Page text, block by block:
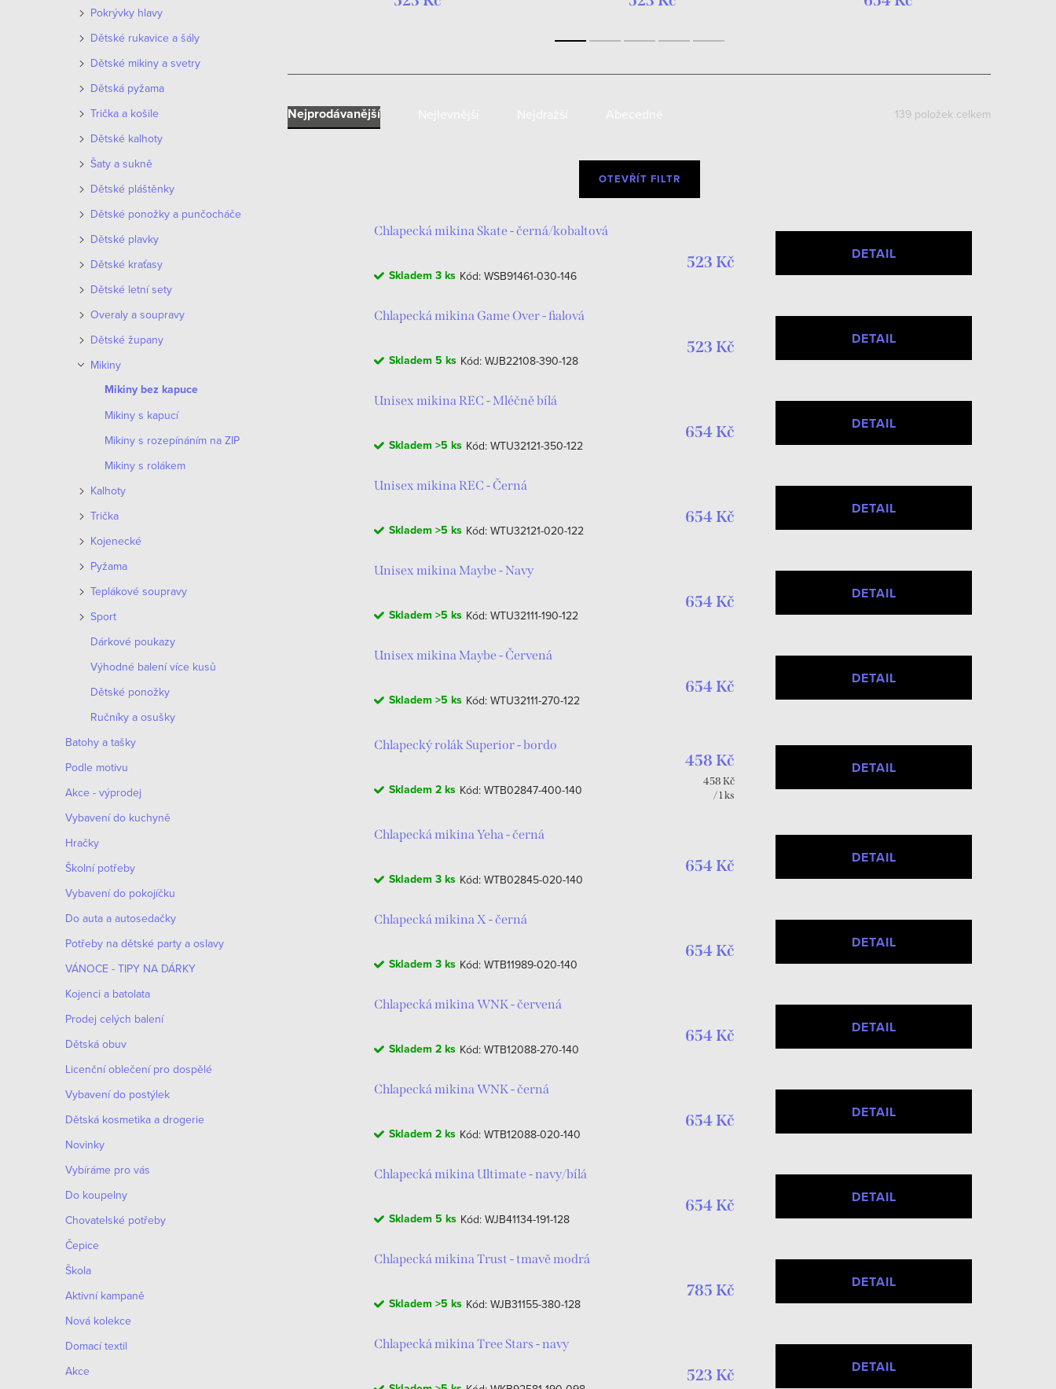
n
n
n
Pokrývky hlavy
Dětské rukavice a šály
Dětské mikiny a svetry
Dětská pyžama
Trička a košile
Dětské kalhoty
Šaty a sukně
Dětské pláštěnky
Dětské ponožky a punčocháče
Dětské plavky
Dětské kraťasy
Dětské letní sety
Overaly a soupravy
Dětské župany
Mikiny
Mikiny bez kapuce
Mikiny s kapucí
Mikiny s rozepínáním na ZIP
Mikiny s rolákem
Kalhoty
Trička
Kojenecké
Pyžama
Teplákové soupravy
Sport
Dárkové poukazy
Výhodné balení více kusů
Dětské ponožky
Ručníky a osušky
Batohy a tašky
Podle motivu
Akce - výprodej
Vybavení do kuchyně
Hračky
Školní potřeby
Vybavení do pokojíčku
Do auta a autosedačky
Potřeby na dětské party a oslavy
VÁNOCE - TIPY NA DÁRKY
Kojenci a batolata
Prodej celých balení
Dětská obuv
Licenční oblečení pro dospělé
Vybavení do postýlek
Dětská kosmetika a drogerie
Novinky
Vybíráme pro vás
Do koupelny
Chovatelské potřeby
Čepice
Škola
Aktivní kampaně
Nová kolekce
Domací textil
Akce
Ř
Nejprodávanější 139 položek celkem
OTEVŘÍT FILTR
Chlapecká mikina Skate - černá/kobaltová
Skladem 3 ks Kód: WSB91461-030-146
523 Kč DETAIL
Chlapecká mikina Game Over - fialová
Skladem 5 ks Kód: WJB22108-390-128
523 Kč DETAIL
Unisex mikina REC - Mléčně bílá
Skladem >5 ks Kód: WTU32121-350-122
654 Kč DETAIL
Unisex mikina REC - Černá
Skladem >5 ks Kód: WTU32121-020-122
654 Kč DETAIL
Unisex mikina Maybe - Navy
Skladem >5 ks Kód: WTU32111-190-122
654 Kč DETAIL
Unisex mikina Maybe - Červená
Skladem >5 ks Kód: WTU32111-270-122
654 Kč DETAIL
Chlapecký rolák Superior - bordo
Skladem 2 ks Kód: WTB02847-400-140
458 Kč
Měrná
cena:
458 Kč
/ 1 ks
DETAIL
Chlapecká mikina Yeha - černá
Skladem 3 ks Kód: WTB02845-020-140
654 Kč DETAIL
Chlapecká mikina X - černá
Skladem 3 ks Kód: WTB11989-020-140
654 Kč DETAIL
Chlapecká mikina WNK - červená
Skladem 2 ks Kód: WTB12088-270-140
654 Kč DETAIL
Chlapecká mikina WNK - černá
Skladem 2 ks Kód: WTB12088-020-140
654 Kč DETAIL
Chlapecká mikina Ultimate - navy/bílá
Skladem 5 ks Kód: WJB41134-191-128
654 Kč DETAIL
Chlapecká mikina Trust - tmavě modrá
Skladem >5 ks Kód: WJB31155-380-128
785 Kč DETAIL
Chlapecká mikina Tree Stars - navy
523 Kč DETAIL